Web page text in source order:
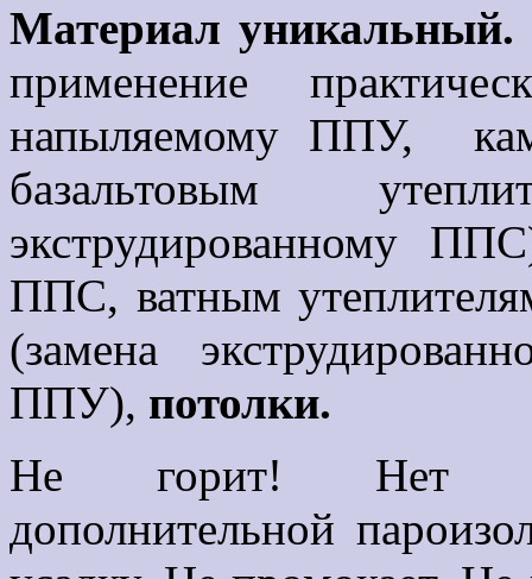
Материал уникальный.
применение
напыляемому ППУ,
базальтовым
экструдированному
ППС, ватным
(замена
ППУ), потолки.
Не горит! Нет
дополнительной